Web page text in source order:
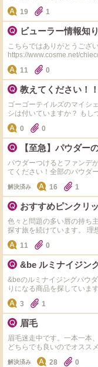
デコ店頭がサンプル結構く
が、みなさんはデパートの
オンの化粧品店とかの方が
19 1
ビューラー情報知
こちらではありがとうござい
https://www.cosme.net/chieco/question/
い資生堂のアイラッシュカーラーを買いま
を使っていましたが、やは
ですが、廃盤で買えないのです。 多分カーブが資生堂よりきつ
います。 二重です。 改めておすすめお願いします。 もし売ってサイズが合う
なら、ヒロインメイクにぴ
たいです。
11 0
教えてください！！
ゴーゴーテイルズのマイシ
シは付いていますか？ もし
か？
0 0
【至急】パウダー
パウダーつけるとファンデ
てください！全部のパウダ
ットクッションファンデ
解決済み 16 1
おすすめピンクリ
色々と問題の多い唇の持ち
探す旅を続けています。 理
うなリップ・・・ くすみカ
を重ねています。 下記のような私でも使えそうなお勧めのピンクリップがあ
りましたら教えてください
します。 ・PCは、1stブライトスプリング（2nd ウィンター） ・紫に近い濃
い唇の色で、淡いカラーは
ラルピンクはオレンジに近
けするのでNG ・スティッ
低いと顔色が暗くなるので、くすみカラーも
近いカラーは、 カネボウ
クラルテルージュビジュー
ピンクです。 スナイデルの
でしたが、こちらは全く発色しませんでし
なしの前提でお願いします
11 0
&be ルミナイジン
&beのルミナイジングパウ
りになる商品を探しています。 希望条件は以下のとおりです。 ・予算
円前後まで ・ラメ感が強い
とりした質感で粉っぽくな
く、チークとしても使えるような自然
フレクター02も購入しまし
ような血色感は得られませんでした。 ローズグロウを
いると感じた商品をご存じ
実際の使用感（色味・ツヤ
よろしくお願いします。
3 1
眉毛
眉毛迷走中です。一本一本
どちらでも良いのでオスス
解決済み 28 0